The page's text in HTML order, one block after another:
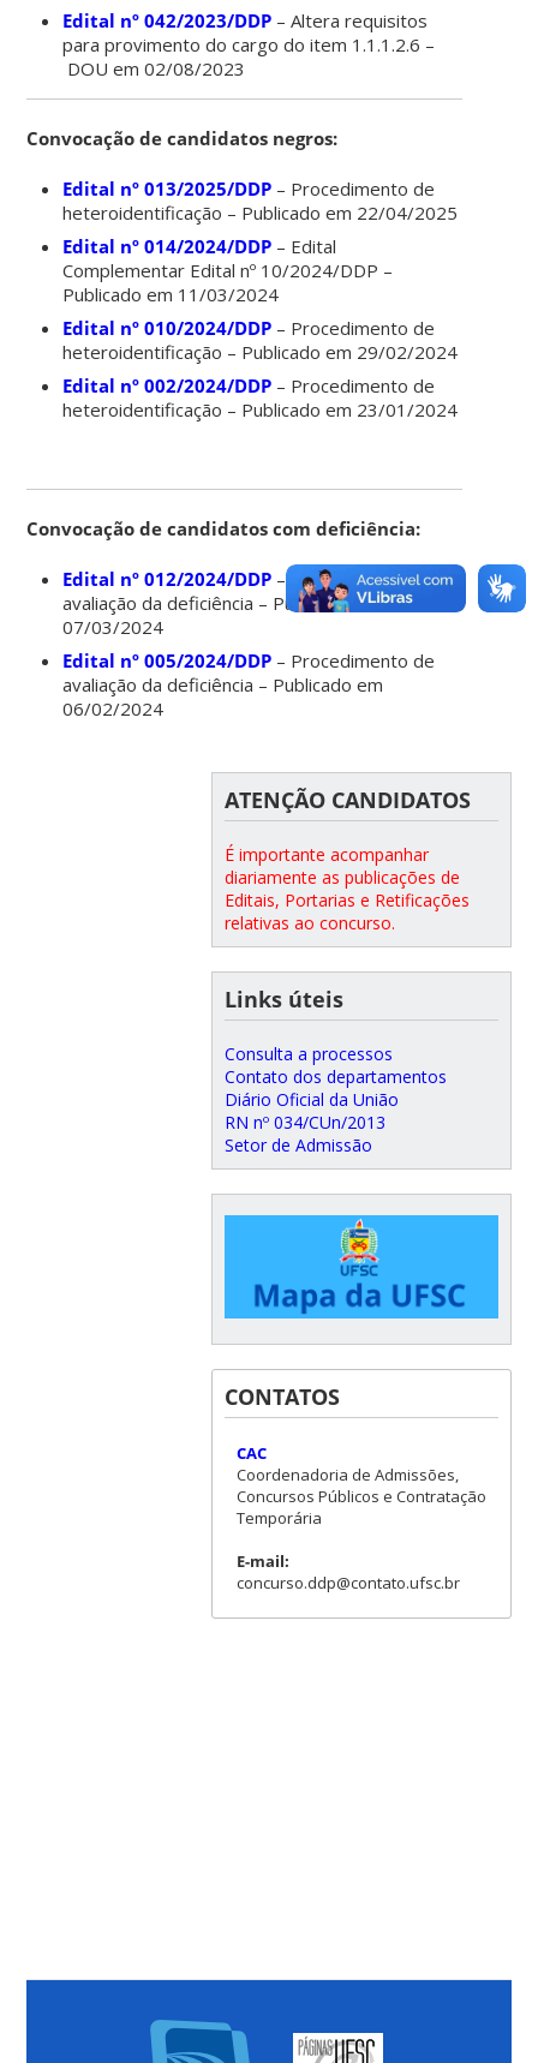
Edital nº 042/2023/DDP – Altera requisitos
para provimento do cargo do item 1.1.1.2.6 –
DOU em 02/08/2023
Convocação de candidatos negros:
Edital nº 013/2025/DDP – Procedimento de
heteroidentificação – Publicado em 22/04/2025
Edital nº 014/2024/DDP – Edital
Complementar Edital nº 10/2024/DDP –
Publicado em 11/03/2024
Edital nº 010/2024/DDP – Procedimento de
heteroidentificação – Publicado em 29/02/2024
Edital nº 002/2024/DDP – Procedimento de
heteroidentificação – Publicado em 23/01/2024
Convocação de candidatos com deficiência:
Edital nº 012/2024/DDP – Procedimento de
avaliação da deficiência – Publicado em
07/03/2024
Edital nº 005/2024/DDP – Procedimento de
avaliação da deficiência – Publicado em
06/02/2024
ATENÇÃO CANDIDATOS
É importante acompanhar
diariamente as publicações de
Editais, Portarias e Retificações
relativas ao concurso.
Links úteis
Consulta a processos
Contato dos departamentos
Diário Oficial da União
RN nº 034/CUn/2013
Setor de Admissão
CONTATOS
CAC
Coordenadoria de Admissões,
Concursos Públicos e Contratação
Temporária
E-mail:
concurso.ddp@contato.ufsc.br